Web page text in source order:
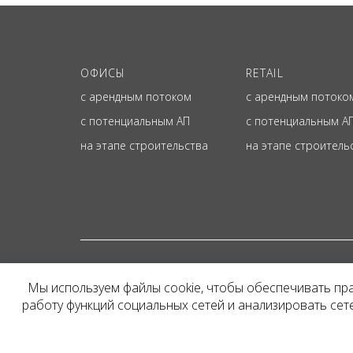
ОФИСЫ
с арендным потоком
с потенциальным АП
на этапе строительства
RETAIL
с арендным
с потенциальным
на этапе
Представленная на
и не является
Мы используем файлы cookie, чтобы обеспечивать
работу функций социальных сетей и анализировать